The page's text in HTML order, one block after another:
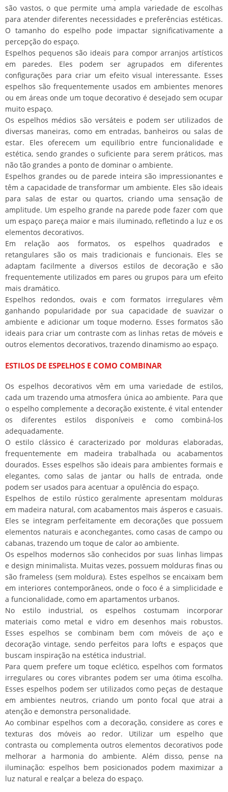
são vastos, o que permite uma ampla variedade de escolhas
para atender diferentes necessidades e preferências estéticas.
O tamanho do espelho pode impactar significativamente a
percepção do espaço.
Espelhos pequenos são ideais para compor arranjos artísticos
em paredes. Eles podem ser agrupados em diferentes
configurações para criar um efeito visual interessante. Esses
espelhos são frequentemente usados em ambientes menores
ou em áreas onde um toque decorativo é desejado sem ocupar
muito espaço.
Os espelhos médios são versáteis e podem ser utilizados de
diversas maneiras, como em entradas, banheiros ou salas de
estar. Eles oferecem um equilíbrio entre funcionalidade e
estética, sendo grandes o suficiente para serem práticos, mas
não tão grandes a ponto de dominar o ambiente.
Espelhos grandes ou de parede inteira são impressionantes e
têm a capacidade de transformar um ambiente. Eles são ideais
para salas de estar ou quartos, criando uma sensação de
amplitude. Um espelho grande na parede pode fazer com que
um espaço pareça maior e mais iluminado, refletindo a luz e os
elementos decorativos.
Em relação aos formatos, os espelhos quadrados e
retangulares são os mais tradicionais e funcionais. Eles se
adaptam facilmente a diversos estilos de decoração e são
frequentemente utilizados em pares ou grupos para um efeito
mais dramático.
Espelhos redondos, ovais e com formatos irregulares vêm
ganhando popularidade por sua capacidade de suavizar o
ambiente e adicionar um toque moderno. Esses formatos são
ideais para criar um contraste com as linhas retas de móveis e
outros elementos decorativos, trazendo dinamismo ao espaço.
ESTILOS DE ESPELHOS E COMO COMBINAR
Os espelhos decorativos vêm em uma variedade de estilos,
cada um trazendo uma atmosfera única ao ambiente. Para que
o espelho complemente a decoração existente, é vital entender
os diferentes estilos disponíveis e como combiná-los
adequadamente.
O estilo clássico é caracterizado por molduras elaboradas,
frequentemente em madeira trabalhada ou acabamentos
dourados. Esses espelhos são ideais para ambientes formais e
elegantes, como salas de jantar ou halls de entrada, onde
podem ser usados para acentuar a opulência do espaço.
Espelhos de estilo rústico geralmente apresentam molduras
em madeira natural, com acabamentos mais ásperos e casuais.
Eles se integram perfeitamente em decorações que possuem
elementos naturais e aconchegantes, como casas de campo ou
cabanas, trazendo um toque de calor ao ambiente.
Os espelhos modernos são conhecidos por suas linhas limpas
e design minimalista. Muitas vezes, possuem molduras finas ou
são frameless (sem moldura). Estes espelhos se encaixam bem
em interiores contemporâneos, onde o foco é a simplicidade e
a funcionalidade, como em apartamentos urbanos.
No estilo industrial, os espelhos costumam incorporar
materiais como metal e vidro em desenhos mais robustos.
Esses espelhos se combinam bem com móveis de aço e
decoração vintage, sendo perfeitos para lofts e espaços que
buscam inspiração na estética industrial.
Para quem prefere um toque eclético, espelhos com formatos
irregulares ou cores vibrantes podem ser uma ótima escolha.
Esses espelhos podem ser utilizados como peças de destaque
em ambientes neutros, criando um ponto focal que atrai a
atenção e demonstra personalidade.
Ao combinar espelhos com a decoração, considere as cores e
texturas dos móveis ao redor. Utilizar um espelho que
contrasta ou complementa outros elementos decorativos pode
melhorar a harmonia do ambiente. Além disso, pense na
iluminação: espelhos bem posicionados podem maximizar a
luz natural e realçar a beleza do espaço.